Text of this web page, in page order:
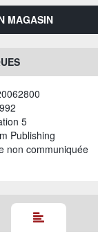
MAGASIN
5
Publishing
non communiquée